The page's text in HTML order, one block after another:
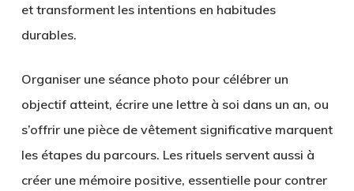
et transforment les intentions en habitudes
durables.
Organiser une séance photo pour célébrer un
objectif atteint, écrire une lettre à soi dans un an, ou
s’offrir une pièce de vêtement significative marquent
les étapes du parcours. Les rituels servent aussi à
créer une mémoire positive, essentielle pour contrer